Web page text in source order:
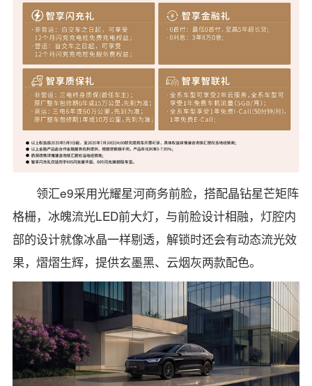
领汇e9采用光耀星河商务前脸，搭配晶钻星芒矩阵
格栅，冰魄流光LED前大灯，与前脸设计相融，灯腔内
部的设计就像冰晶一样剔透，解锁时还会有动态流光效
果，熠熠生辉，提供玄墨黑、云烟灰两款配色。